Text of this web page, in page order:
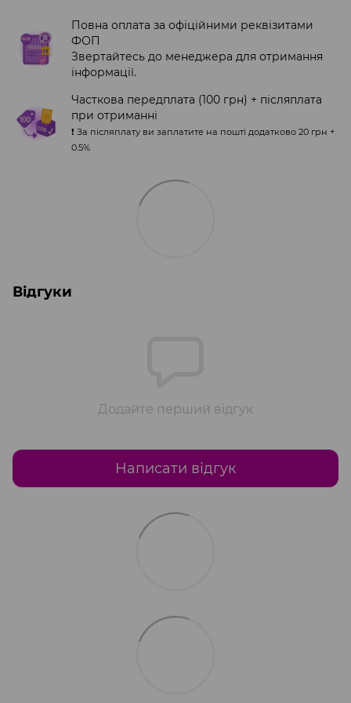
Повна оплата за офіційними реквізитами
ФОП
Звертайтесь до менеджера для отримання
інформації.
Часткова передплата (100 грн) + післяплата
при отриманні
❗️ За післяплату ви заплатите на пошті додатково 20 грн +
0.5%
Відгуки
Додайте перший відгук
Написати відгук